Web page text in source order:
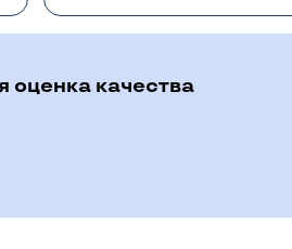
Сдать анализы
для решения вопроса о
и молочница. Была
вводить тампон и такая
оценка качества